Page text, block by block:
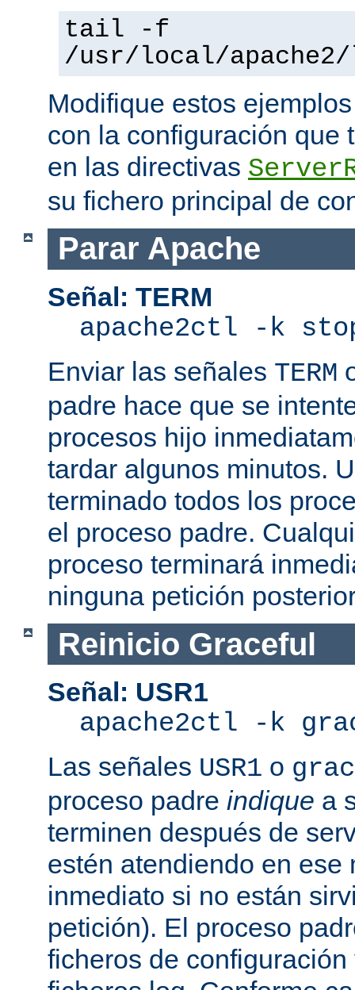
tail -f
/usr/local/
Modifique estos
con la configuración que
en las directivas
su fichero principal de
Parar Apache
Señal: TERM
apache2ctl -k
Enviar las señales TERM
padre hace que se
procesos hijo
tardar algunos minutos.
terminado todos los
el proceso padre.
proceso terminará
ninguna petición
Reinicio Graceful
Señal: USR1
apache2ctl -k
Las señales USR1 o
proceso padre indique a
terminen después de
estén atendiendo en ese
inmediato si no están
petición). El proceso
ficheros de